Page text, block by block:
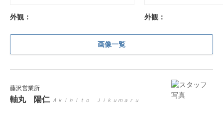
外観： 外観：
画像一覧
藤沢営業所
軸丸 陽仁 Ａｋｉｈｉｔｏ Ｊｉｋｕｍａｒｕ